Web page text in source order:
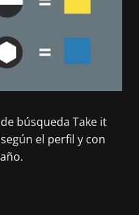
búsqueda Take it
el perfil y con